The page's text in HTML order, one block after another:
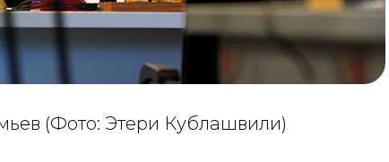
(Фото: Этери Кублашвили)